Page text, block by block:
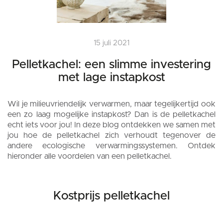
15 juli 2021
Pelletkachel: een slimme investering
met lage instapkost
Wil je milieuvriendelijk verwarmen, maar tegelijkertijd ook
een zo laag mogelijke instapkost? Dan is de pelletkachel
echt iets voor jou! In deze blog ontdekken we samen met
jou hoe de pelletkachel zich verhoudt tegenover de
andere ecologische verwarmingssystemen. Ontdek
hieronder alle voordelen van een pelletkachel.
Kostprijs pelletkachel